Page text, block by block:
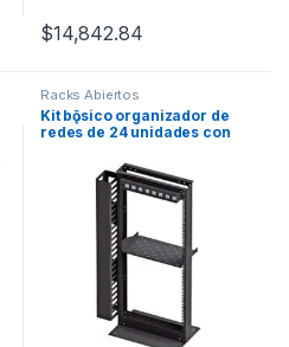
$14,842.84
Racks Abiertos
Kit bǭsico organizador de
redes de 24 unidades con